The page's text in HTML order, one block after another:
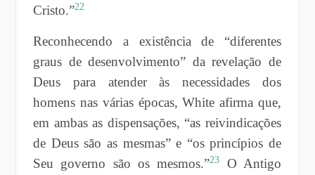
Cristo.”22
Reconhecendo a existência de “diferentes
graus de desenvolvimento” da revelação de
Deus para atender às necessidades dos
homens nas várias épocas, White afirma que,
em ambas as dispensações, “as reivindicações
de Deus são as mesmas” e “os princípios de
Seu governo são os mesmos.”23
O Antigo